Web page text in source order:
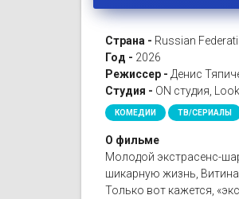
Страна - Russian
Год - 2026
Режиссер - Денис
Студия - ON студия,
КОМЕДИИ ТВ/СЕРИАЛЫ
О фильме
Молодой экстрасенс-
шикарную жизнь,
Только вот кажется,